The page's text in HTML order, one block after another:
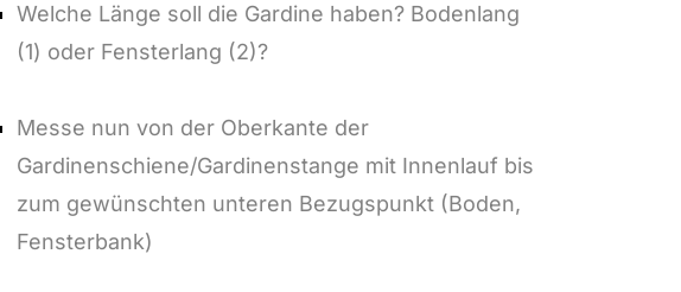
Welche Länge soll die Gardine haben? Bodenlang
(1) oder Fensterlang (2)?
Messe nun von der Oberkante der
Gardinenschiene/Gardinenstange mit Innenlauf bis
zum gewünschten unteren Bezugspunkt (Boden,
Fensterbank)